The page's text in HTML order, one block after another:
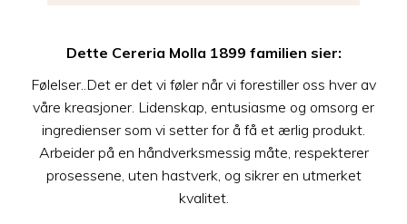
Dette Cereria Molla 1899 familien sier:
Følelser..Det er det vi føler når vi forestiller oss hver av
våre kreasjoner. Lidenskap, entusiasme og omsorg er
ingredienser som vi setter for å få et ærlig produkt.
Arbeider på en håndverksmessig måte, respekterer
prosessene, uten hastverk, og sikrer en utmerket
kvalitet.